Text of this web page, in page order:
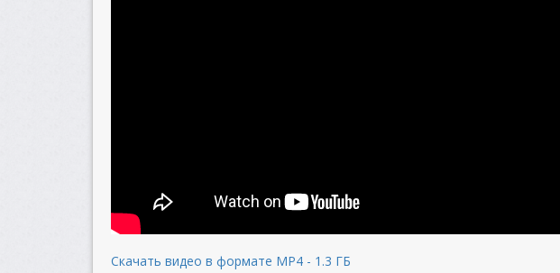
Скачать видео в формате MP4 - 1.3 ГБ